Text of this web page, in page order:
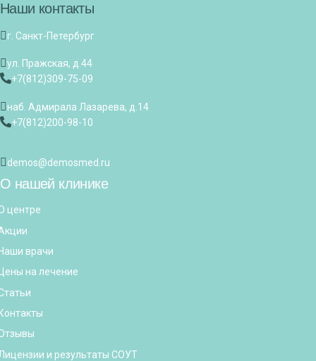
Наши контакты
г. Санкт-Петербург
ул. Пражская, д.44
+7(812)309-75-09
наб. Адмирала Лазарева, д.14
+7(812)200-98-10
demos@demosmed.ru
О нашей клинике
центре
врачи
на лечение
и результаты СОУТ